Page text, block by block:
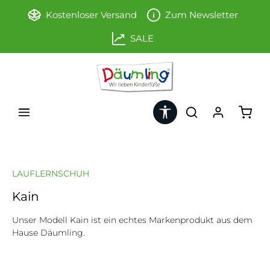
Zum Hauptinhalt springen
Kostenloser Versand Zum Newsletter
SALE
Werkzeugleiste anzeigen
LAUFLERNSCHUH
Kain
Unser Modell Kain ist ein echtes Markenprodukt aus dem
Hause Däumling.